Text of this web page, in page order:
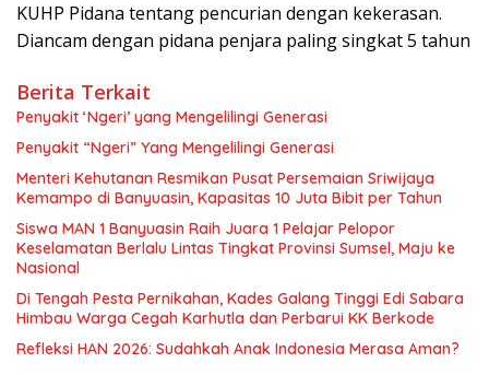
KUHP Pidana tentang pencurian dengan kekerasan.
Diancam dengan pidana penjara paling singkat 5 tahun
Berita Terkait
Penyakit ‘Ngeri’ yang Mengelilingi Generasi
Penyakit “Ngeri” Yang Mengelilingi Generasi
Menteri Kehutanan Resmikan Pusat Persemaian Sriwijaya
Kemampo di Banyuasin, Kapasitas 10 Juta Bibit per Tahun
Siswa MAN 1 Banyuasin Raih Juara 1 Pelajar Pelopor
Keselamatan Berlalu Lintas Tingkat Provinsi Sumsel, Maju ke
Nasional
Di Tengah Pesta Pernikahan, Kades Galang Tinggi Edi Sabara
Himbau Warga Cegah Karhutla dan Perbarui KK Berkode
Refleksi HAN 2026: Sudahkah Anak Indonesia Merasa Aman?